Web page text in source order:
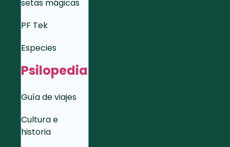
setas mágicas
PF Tek
Especies
Psilopedia
Guía de viajes
Cultura e
historia